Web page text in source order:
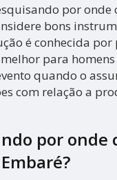
por
bons
é conhecida
para
quando o
com relação a
por